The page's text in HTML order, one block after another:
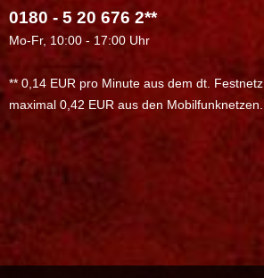
0180 - 5 20 676 2**
Mo-Fr, 10:00 - 17:00 Uhr
** 0,14 EUR pro Minute aus dem dt. Festnetz,
maximal 0,42 EUR aus den Mobilfunknetzen.